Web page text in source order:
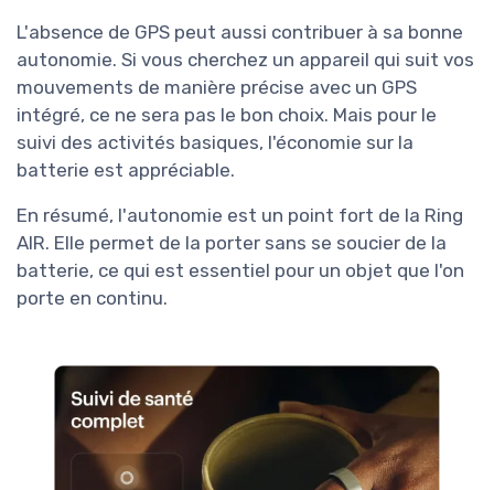
L'absence de GPS peut aussi contribuer à sa bonne
autonomie. Si vous cherchez un appareil qui suit vos
mouvements de manière précise avec un GPS
intégré, ce ne sera pas le bon choix. Mais pour le
suivi des activités basiques, l'économie sur la
batterie est appréciable.
En résumé, l'autonomie est un point fort de la Ring
AIR. Elle permet de la porter sans se soucier de la
batterie, ce qui est essentiel pour un objet que l'on
porte en continu.